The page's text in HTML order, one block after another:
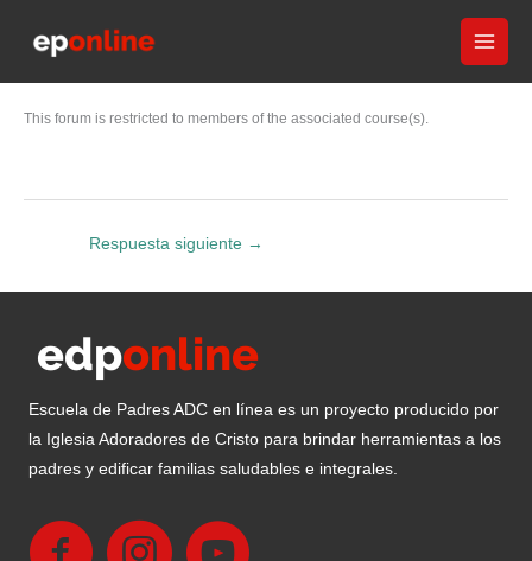
This forum is restricted to members of the associated course(s).
Respuesta siguiente →
Escuela de Padres ADC en línea es un proyecto producido por
la Iglesia Adoradores de Cristo para brindar herramientas a los
padres y edificar familias saludables e integrales.